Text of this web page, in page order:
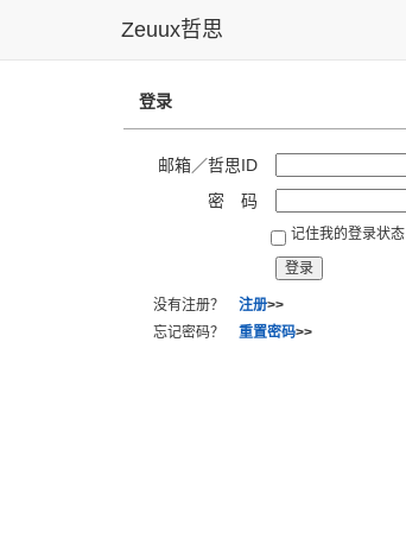
Zeuux哲思
登录
邮箱／哲思ID
密 码
记住我的登录状态
没有注册？ 注册>>
忘记密码？ 重置密码>>